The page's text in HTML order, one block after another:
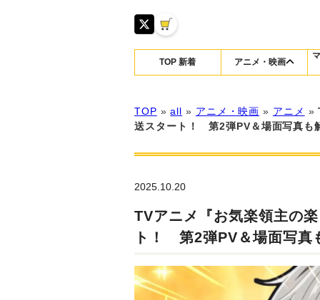
TOP 新着 アニメ・映画
TOP »all » アニメ・映画 » アニメ »
送スタート！ 第2弾PV＆場面写真も
2025.10.20
TVアニメ『お気楽領主の
ト！ 第2弾PV＆場面写真